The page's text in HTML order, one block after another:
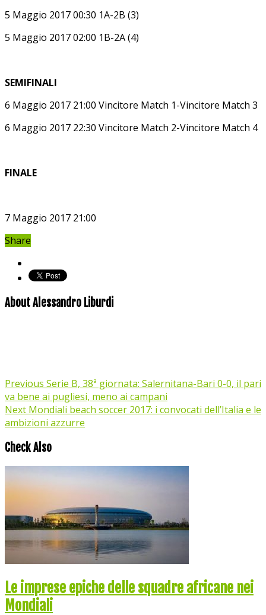
5 Maggio 2017 00:30 1A-2B (3)
5 Maggio 2017 02:00 1B-2A (4)
SEMIFINALI
6 Maggio 2017 21:00 Vincitore Match 1-Vincitore Match 3
6 Maggio 2017 22:30 Vincitore Match 2-Vincitore Match 4
FINALE
7 Maggio 2017 21:00
Share
About Alessandro Liburdi
Previous Serie B, 38ª giornata: Salernitana-Bari 0-0, il pari
va bene ai pugliesi, meno ai campani
Next Mondiali beach soccer 2017: i convocati dell’Italia e le
ambizioni azzurre
Check Also
Le imprese epiche delle squadre africane nei
Mondiali